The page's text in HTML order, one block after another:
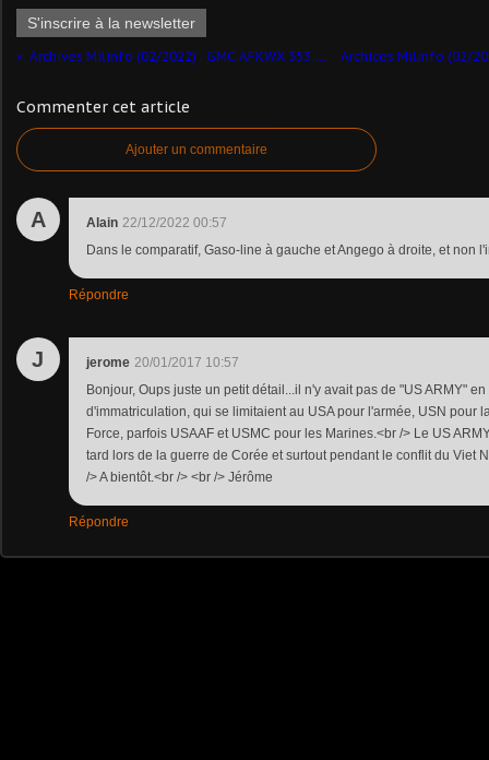
S'inscrire à la newsletter
Archives Milinfo (02/2022) : GMC AFKWX 353 (Angeo/A. Smith - 1/48 - par Marc H.) ​
Commenter cet article
Ajouter un commentaire
A Alain 22/12/2022 00:57
Dans le comparatif, Gaso-line à gauche et Angego à droite, et non
Répondre
J jerome 20/01/2017 10:57
Bonjour, Oups juste un petit détail...il n'y avait pas de "US ARMY"
d'immatriculation, qui se limitaient au USA pour l'armée, USN pour
Force, parfois USAAF et USMC pour les Marines.<br /> Le US
tard lors de la guerre de Corée et surtout pendant le conflit du Viet
/> A bientôt.<br /> <br /> Jérôme
Répondre